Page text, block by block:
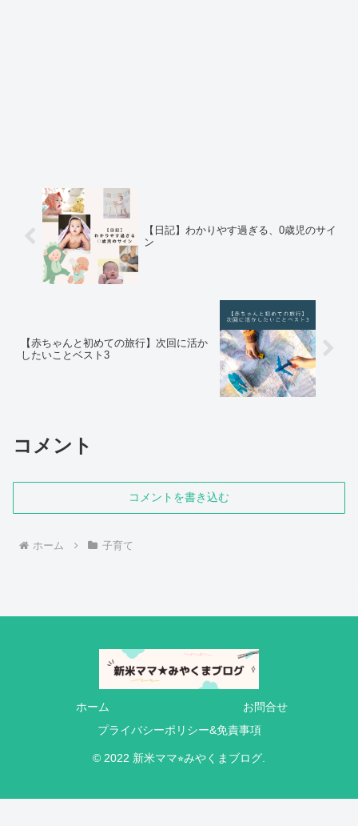
【日記】わかりやす過ぎる、0歳児のサイ
ン
【赤ちゃんと初めての旅行】次回に活か
したいことベスト3
コメント
コメントを書き込む
ホーム 子育て
ホーム
お問合せ
プライバシーポリシー&免責事項
© 2022 新米ママ⭐︎みやくまブログ.